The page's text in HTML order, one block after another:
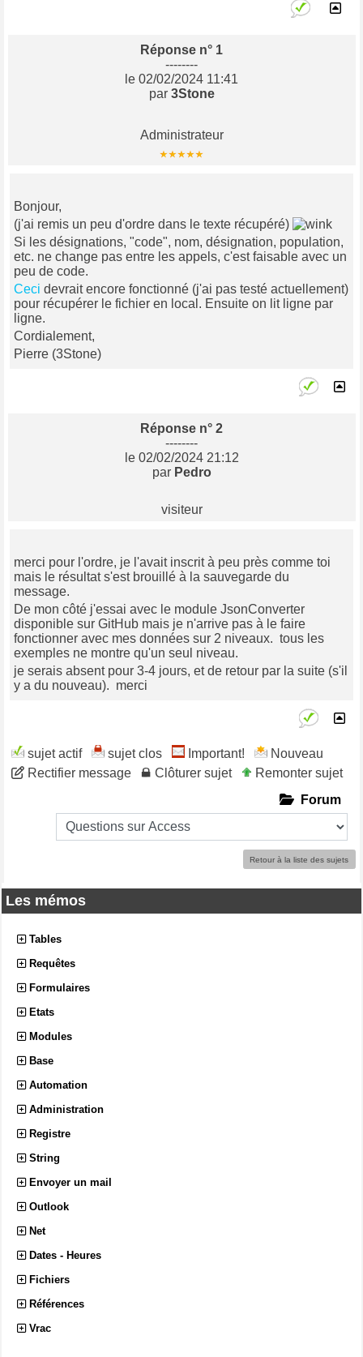
Les mémos
Tables
Requêtes
Formulaires
Etats
Modules
Base
Automation
Administration
Registre
String
Envoyer un mail
Outlook
Net
Dates - Heures
Fichiers
Références
Vrac
Réponse n° 1
--------
le 02/02/2024 11:41
par 3Stone
Administrateur
Bonjour,
(j'ai remis un peu d'ordre dans le texte récupéré)
Si les désignations, "code", nom, désignation, population,
etc. ne change pas entre les appels, c'est faisable avec un
peu de code.
Ceci devrait encore fonctionné (j'ai pas testé actuellement)
pour récupérer le fichier en local. Ensuite on lit ligne par
ligne.
Cordialement,
Pierre (3Stone)
Réponse n° 2
--------
le 02/02/2024 21:12
par Pedro
visiteur
merci pour l'ordre, je l'avait inscrit à peu près comme toi
mais le résultat s'est brouillé à la sauvegarde du
message.
De mon côté j'essai avec le module JsonConverter
disponible sur GitHub mais je n'arrive pas à le faire
fonctionner avec mes données sur 2 niveaux. tous les
exemples ne montre qu'un seul niveau.
je serais absent pour 3-4 jours, et de retour par la suite (s'il
y a du nouveau). merci
sujet actif sujet clos Important!
Nouveau
Rectifier message
Clôturer sujet
Remonter sujet
Forum
Retour à la liste des sujets